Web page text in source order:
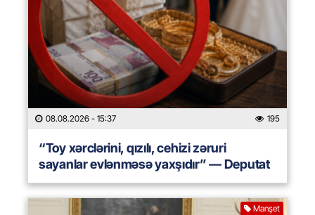
08.08.2026 - 15:37 195
“Toy xərclərini, qızılı, cehizi zəruri
sayanlar evlənməsə yaxşıdır” — Deputat
Manşet